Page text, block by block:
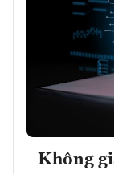
Không